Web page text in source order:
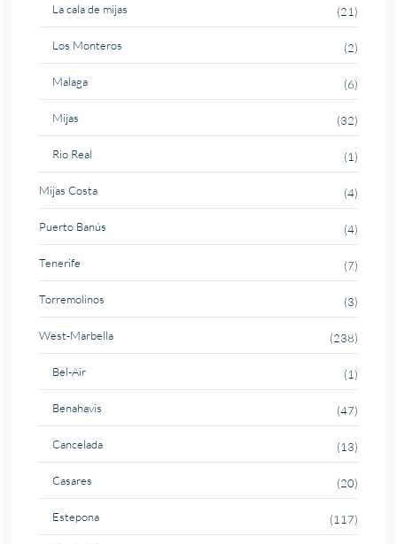
La cala de mijas (21)
Los Monteros (2)
Malaga (6)
Mijas (32)
Rio Real (1)
Mijas Costa (4)
Puerto Banús (4)
Tenerife (7)
Torremolinos (3)
West-Marbella (238)
Bel-Air (1)
Benahavis (47)
Cancelada (13)
Casares (20)
Estepona (117)